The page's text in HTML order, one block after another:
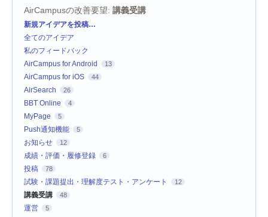
AirCampusの改善要望: 講義受講
カ
テ
ゴ
リ
新規アイデアを投稿…
全てのアイデア
私のフィードバック
AirCampus for Android
13
AirCampus for iOS 44
AirSearch 26
BBT Online 4
MyPage 5
Push通知機能 5
お知らせ 12
成績・評価・履修登録 6
投稿 78
試験・課題提出・理解度テスト・アンケート 12
講義受講 48
運営 5